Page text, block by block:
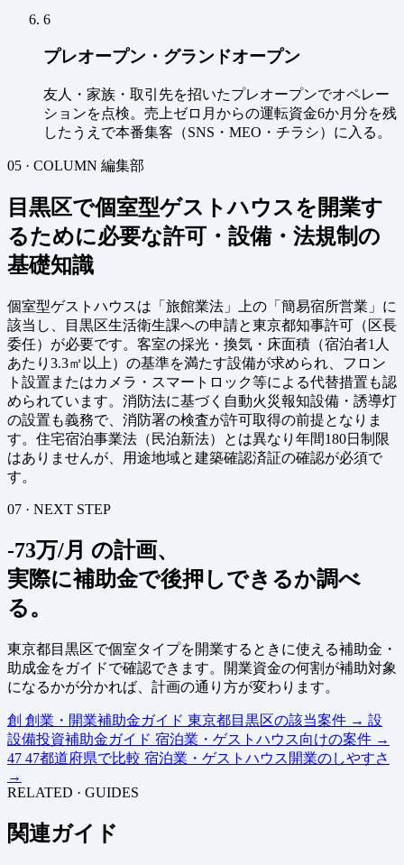
6
プレオープン・グランドオープン
友人・家族・取引先を招いたプレオープンでオペレー
ションを点検。売上ゼロ月からの運転資金6か月分を残
したうえで本番集客（SNS・MEO・チラシ）に入る。
05 · COLUMN 編集部
目黒区で個室型ゲストハウスを開業す
るために必要な許可・設備・法規制の
基礎知識
個室型ゲストハウスは「旅館業法」上の「簡易宿所営業」に
該当し、目黒区生活衛生課への申請と東京都知事許可（区長
委任）が必要です。客室の採光・換気・床面積（宿泊者1人
あたり3.3㎡以上）の基準を満たす設備が求められ、フロン
ト設置またはカメラ・スマートロック等による代替措置も認
められています。消防法に基づく自動火災報知設備・誘導灯
の設置も義務で、消防署の検査が許可取得の前提となりま
す。住宅宿泊事業法（民泊新法）とは異なり年間180日制限
はありませんが、用途地域と建築確認済証の確認が必須で
す。
07 · NEXT STEP
-73万/月 の計画、
実際に補助金で後押しできるか調べ
る。
東京都目黒区で個室タイプを開業するときに使える補助金・
助成金をガイドで確認できます。開業資金の何割が補助対象
になるかが分かれば、計画の通り方が変わります。
創 創業・開業補助金ガイド 東京都目黒区の該当案件 → 設
設備投資補助金ガイド 宿泊業・ゲストハウス向けの案件 →
47 47都道府県で比較 宿泊業・ゲストハウス開業のしやすさ
→
RELATED · GUIDES
関連ガイド